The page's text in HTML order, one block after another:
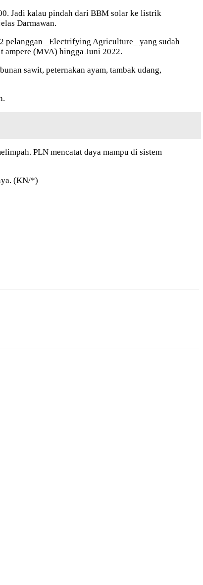
Jadi kalau pindah dari BBM solar ke listrik
Darmawan.
pelanggan _Electrifying Agriculture_ yang sudah
(MVA) hingga Juni 2022.
sawit, peternakan ayam, tambak udang,
PLN mencatat daya mampu di sistem
(KN/*)